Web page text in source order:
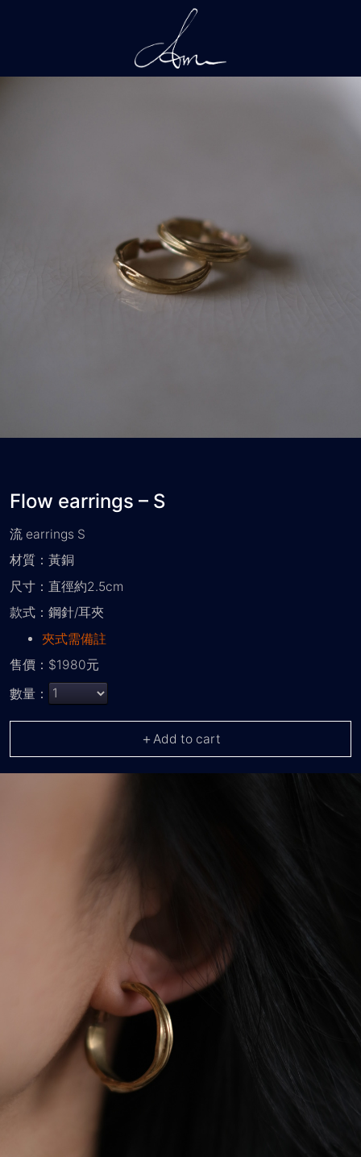
Flow earrings – S
流 earrings S
材質：黃銅
尺寸：直徑約2.5cm
款式：鋼針/耳夾
夾式需備註
售價：$1980元
數量：
＋Add to cart